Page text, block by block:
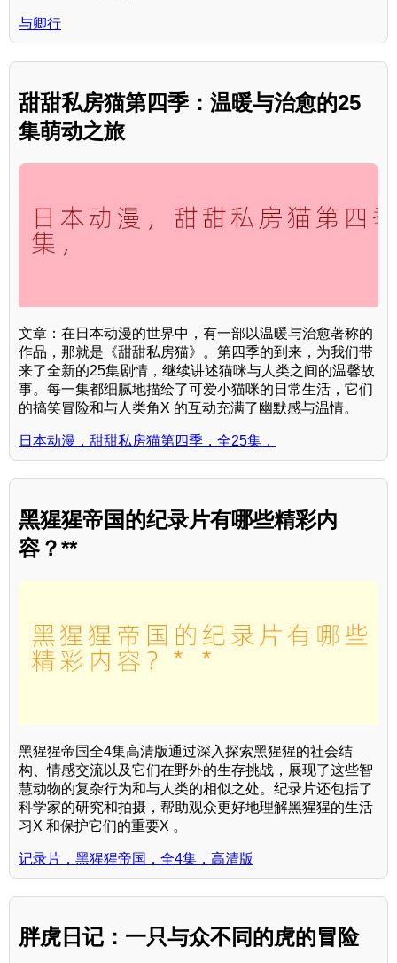
与卿行
甜甜私房猫第四季：温暖与治愈的25
集萌动之旅
文章：在日本动漫的世界中，有一部以温暖与治愈著称的
作品，那就是《甜甜私房猫》。第四季的到来，为我们带
来了全新的25集剧情，继续讲述猫咪与人类之间的温馨故
事。每一集都细腻地描绘了可爱小猫咪的日常生活，它们
的搞笑冒险和与人类角X 的互动充满了幽默感与温情。
日本动漫，甜甜私房猫第四季，全25集，
黑猩猩帝国的纪录片有哪些精彩内
容？**
黑猩猩帝国全4集高清版通过深入探索黑猩猩的社会结
构、情感交流以及它们在野外的生存挑战，展现了这些智
慧动物的复杂行为和与人类的相似之处。纪录片还包括了
科学家的研究和拍摄，帮助观众更好地理解黑猩猩的生活
习X 和保护它们的重要X 。
记录片，黑猩猩帝国，全4集，高清版
胖虎日记：一只与众不同的虎的冒险